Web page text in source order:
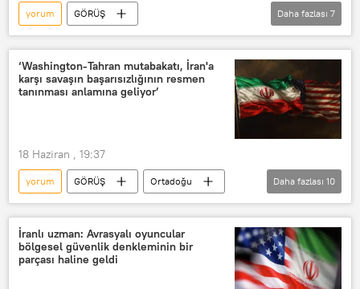
yorum
GÖRÜŞ
Uluslararası Ceza Mahkemesi (UCM)
uzman
Analiz
Çifte standart
Rusya
Sputnik Afrika
Daha fazlası 7
‘Washington-Tahran mutabakatı, İran'a
karşı savaşın başarısızlığının resmen
tanınması anlamına geliyor’
18 Haziran , 19:37
yorum GÖRÜŞ
Ortadoğu
ABD
Washington
İran
Tahran
İsrail
Benjamin Netanyahu
Hürmüz Boğazı
Daha fazlası 10
İranlı uzman: Avrasyalı oyuncular
bölgesel güvenlik denkleminin bir
parçası haline geldi